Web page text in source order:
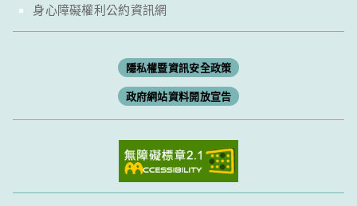
身心障礙權利公約資訊網
隱私權暨資訊安全政策
政府網站資料開放宣告